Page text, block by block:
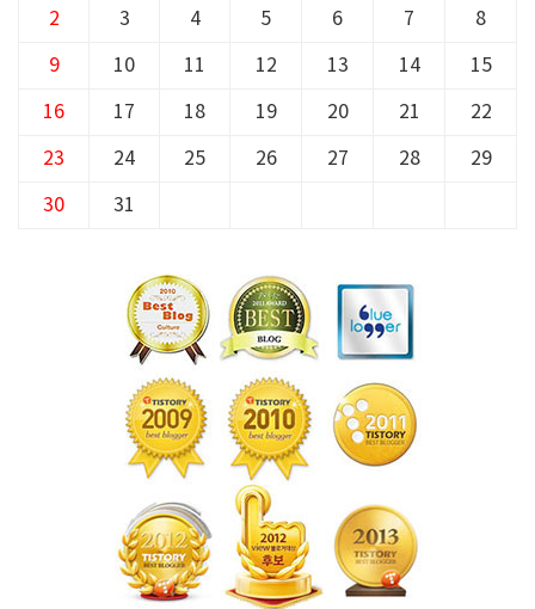
2 3 4 5 6 7 8
9 10 11 12 13 14 15
16 17 18 19 20 21 22
23 24 25 26 27 28 29
30 31